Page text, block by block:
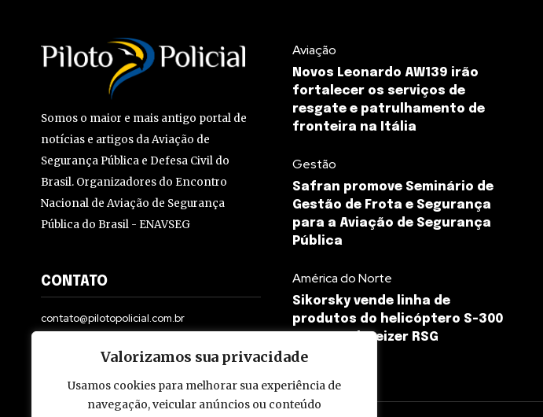
Valorizamos sua privacidade
Usamos cookies para melhorar sua experiência de
navegação, veicular anúncios ou conteúdo
Somos o maior e mais antigo portal de
notícias e artigos da Aviação de
Segurança Pública e Defesa Civil do
Brasil. Organizadores do Encontro
Nacional de Aviação de Segurança
Pública do Brasil - ENAVSEG
CONTATO
contato@pilotopolicial.com.br
Aviação
Novos Leonardo AW139 irão
fortalecer os serviços de
resgate e patrulhamento de
fronteira na Itália
Gestão
Safran promove Seminário de
Gestão de Frota e Segurança
para a Aviação de Segurança
Pública
América do Norte
Sikorsky vende linha de
produtos do helicóptero S-300
para a Schweizer RSG